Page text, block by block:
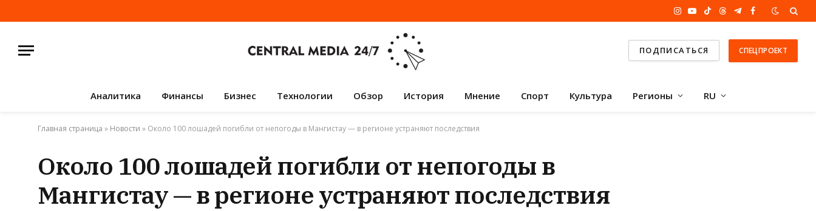
Instagram
YouTube
TikTokThreadsTelegram
Facebook
ПОДПИСАТЬСЯ СПЕЦПРОЕКТ
Аналитика Финансы Бизнес Технологии Обзор История Мнение Спорт Культура Регионы RU
Главная страница » Новости » Около 100 лошадей погибли от непогоды в Мангистау — в регионе устраняют последствия
Около 100 лошадей погибли от непогоды в
Мангистау — в регионе устраняют последствия